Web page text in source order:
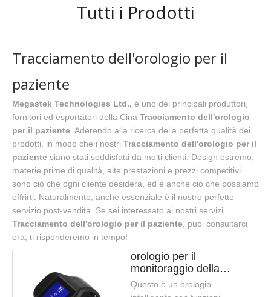
Tutti i Prodotti
Tracciamento dell'orologio per il
paziente
Megastek Technologies Ltd., è uno dei principali produttori,
fornitori ed esportatori della Cina Tracciamento dell'orologio
per il paziente . Aderendo alla ricerca della perfetta qualità dei
prodotti, in modo che i nostri Tracciamento dell'orologio per il
paziente siano stati soddisfatti da molti clienti. Design estremo,
materie prime di qualità, alte prestazioni e prezzi competitivi
sono ciò che ogni cliente desidera, ed è anche ciò che possiamo
offrirti. Naturalmente, anche essenziale è il nostro perfetto
servizio post-vendita. Se sei interessato ai nostri servizi
Tracciamento dell'orologio per il paziente , puoi consultarci
ora, ti risponderemo in tempo!
orologio per il
monitoraggio della
temperatura per il
monitoraggio della
Questo è un orologio